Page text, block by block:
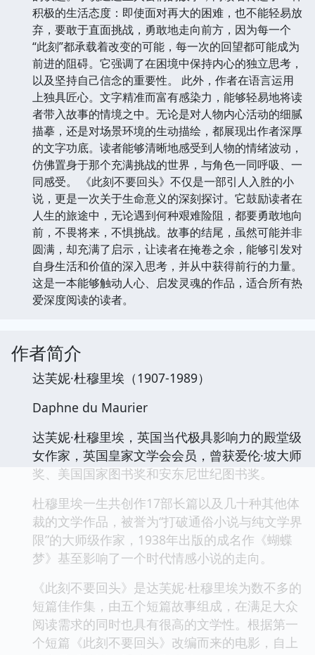
积极的生活态度：即使面对再大的困难，也不能轻易放
弃，要敢于直面挑战，勇敢地走向前方，因为每一个
“此刻”都承载着改变的可能，每一次的回望都可能成为
前进的阻碍。它强调了在困境中保持内心的独立思考，
以及坚持自己信念的重要性。 此外，作者在语言运用
上独具匠心。文字精准而富有感染力，能够轻易地将读
者带入故事的情境之中。无论是对人物内心活动的细腻
描摹，还是对场景环境的生动描绘，都展现出作者深厚
的文字功底。读者能够清晰地感受到人物的情绪波动，
仿佛置身于那个充满挑战的世界，与角色一同呼吸、一
同感受。 《此刻不要回头》不仅是一部引人入胜的小
说，更是一次关于生命意义的深刻探讨。它鼓励读者在
人生的旅途中，无论遇到何种艰难险阻，都要勇敢地向
前，不畏将来，不惧挑战。故事的结尾，虽然可能并非
圆满，却充满了启示，让读者在掩卷之余，能够引发对
自身生活和价值的深入思考，并从中获得前行的力量。
这是一本能够触动人心、启发灵魂的作品，适合所有热
爱深度阅读的读者。
作者简介
达芙妮·杜穆里埃（1907-1989）
Daphne du Maurier
达芙妮·杜穆里埃，英国当代极具影响力的殿堂级
女作家，英国皇家文学会会员，曾获爱伦·坡大师
奖、美国国家图书奖和安东尼世纪图书奖。
杜穆里埃一生共创作17部长篇以及几十种其他体
裁的文学作品，被誉为“打破通俗小说与纯文学界
限”的大师级作家，1938年出版的成名作《蝴蝶
梦》基至影响了一个时代情感小说的走向。
《此刻不要回头》是达芙妮·杜穆里埃为数不多的
短篇佳作集，由五个短篇故事组成，在满足大众
阅读需求的同时也具有很高的文学性。根据第一
个短篇《此刻不要回头》改编而来的电影，自上